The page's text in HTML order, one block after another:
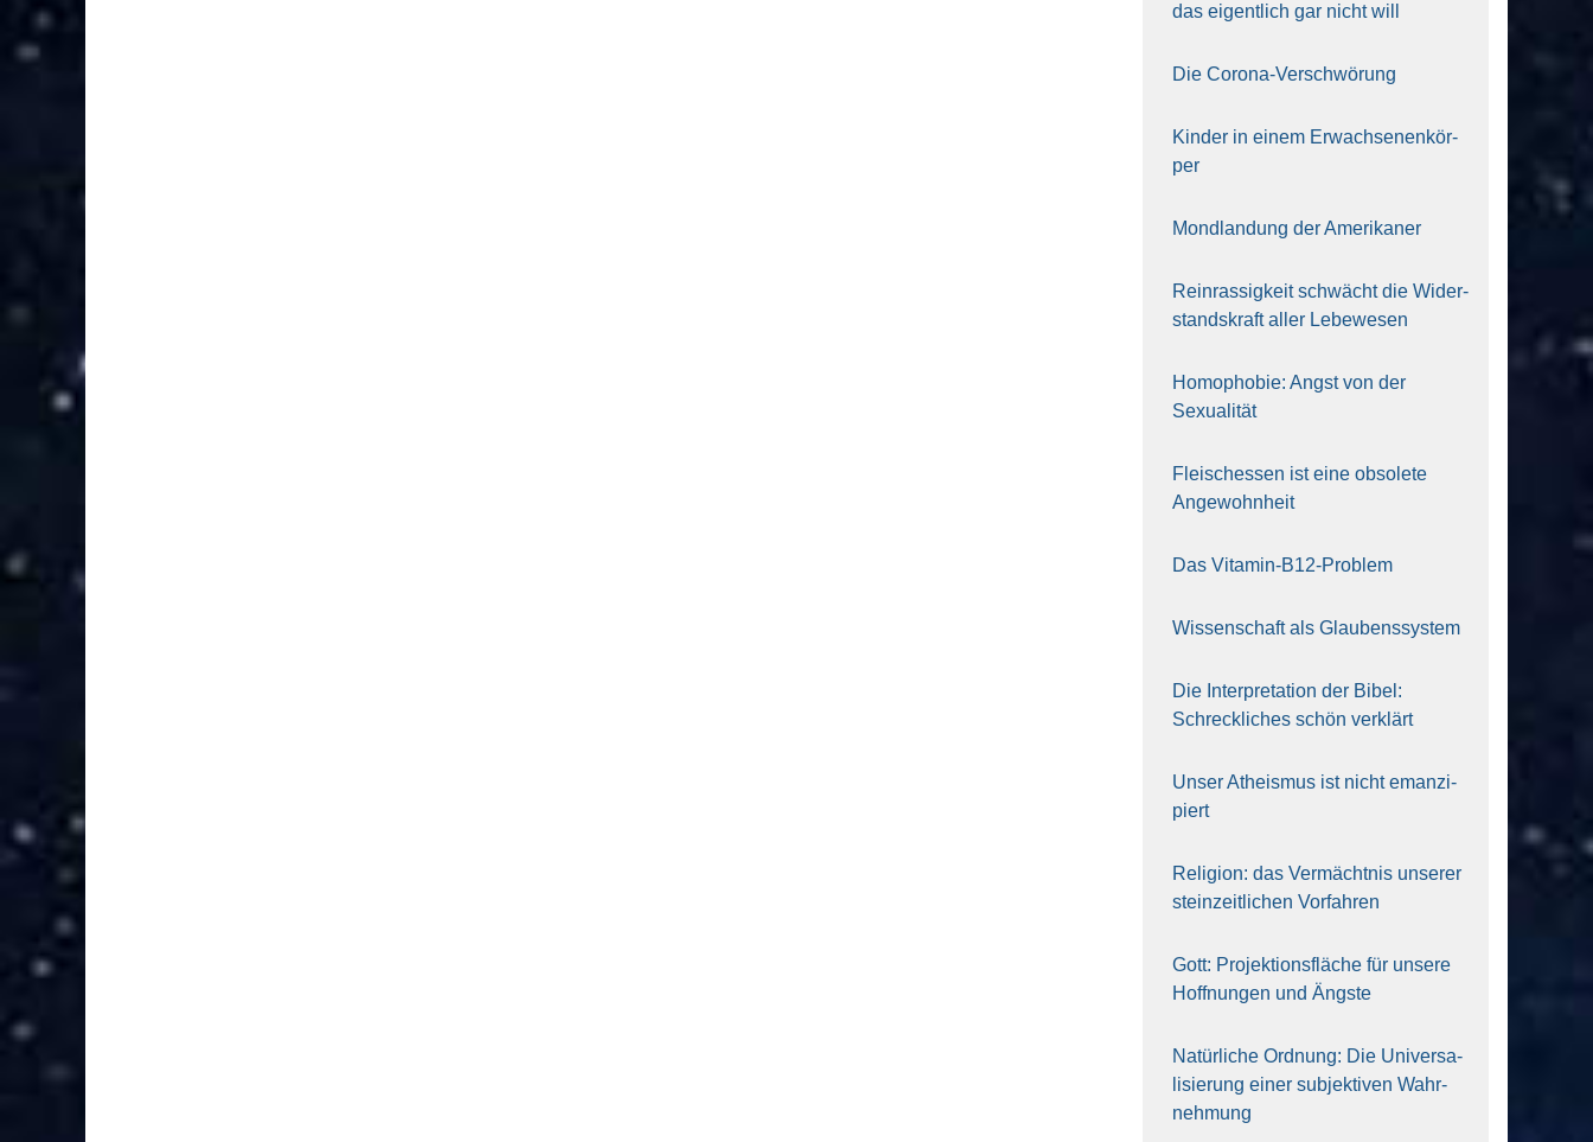
das eigent­lich gar nicht will
Die Coro­na-Ver­schwö­rung
Kin­der in einem Erwach­se­nen­kör­
per
Mond­lan­dung der Ame­ri­ka­ner
Rein­ras­sig­keit schwächt die Wider­
stands­kraft aller Lebe­we­sen
Homo­pho­bie: Angst von der
Sexua­li­tät
Fleisch­essen ist eine obso­le­te
An‍ge‍wohn‍heit
Das Vit­amin-B12-Pro­blem
Wis­sen­schaft als Glau­bens­sys­tem
Die Inter­pre­ta­ti­on der Bibel:
Schreck­li­ches schön ver­klärt
Unser Athe­is­mus ist nicht eman­zi­
piert
Reli­gi­on: das Ver­mächt­nis unse­rer
stein­zeit­li­chen Vor­fah­ren
Gott: Pro­jek­ti­ons­flä­che für unse­re
Hoff­nun­gen und Ängs­te
Natür­li­che Ord­nung: Die Uni­ver­sa­
li­sie­rung einer sub­jek­ti­ven Wahr­
neh­mung